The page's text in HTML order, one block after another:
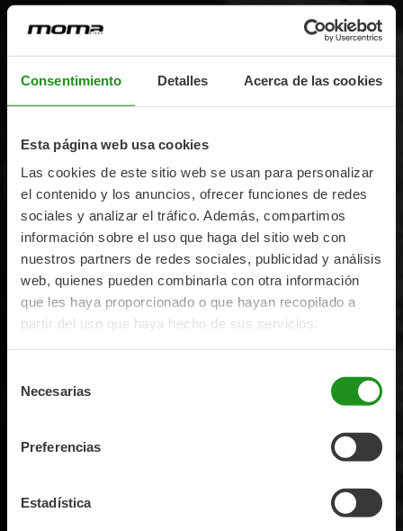
Consentimiento Detalles Acerca de las cookies
Esta página web usa cookies
Las cookies de este sitio web se usan para personalizar
el contenido y los anuncios, ofrecer funciones de redes
sociales y analizar el tráfico. Además, compartimos
información sobre el uso que haga del sitio web con
nuestros partners de redes sociales, publicidad y análisis
web, quienes pueden combinarla con otra información
que les haya proporcionado o que hayan recopilado a
partir del uso que haya hecho de sus servicios.
Necesarias
Preferencias
Estadística